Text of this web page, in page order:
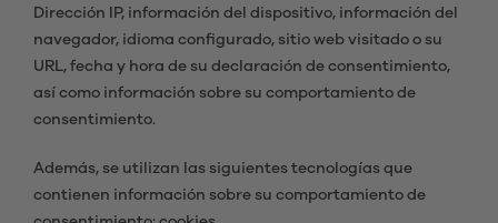
Dirección IP, información del dispositivo, información del
navegador, idioma configurado, sitio web visitado o su
URL, fecha y hora de su declaración de consentimiento,
así como información sobre su comportamiento de
consentimiento.
Además, se utilizan las siguientes tecnologías que
contienen información sobre su comportamiento de